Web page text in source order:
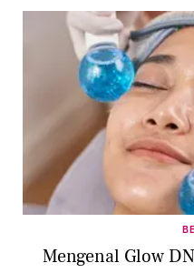
Mengenal Glow